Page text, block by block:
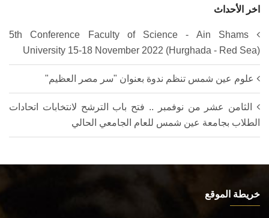
اخر الأحداث
5th Conference Faculty of Science - Ain Shams
University 15-18 November 2022 (Hurghada - Red Sea)
علوم عين شمس تنظم ندوة بعنوان "سر مصر العظيم"
الثامن عشر من نوفمبر .. فتح باب الترشح لانتخابات اتحادات
الطلاب بجامعة عين شمس للعام الجامعي الحالي
خريطة الموقع